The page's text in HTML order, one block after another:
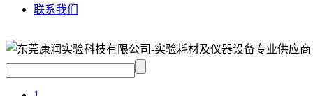
联系我们